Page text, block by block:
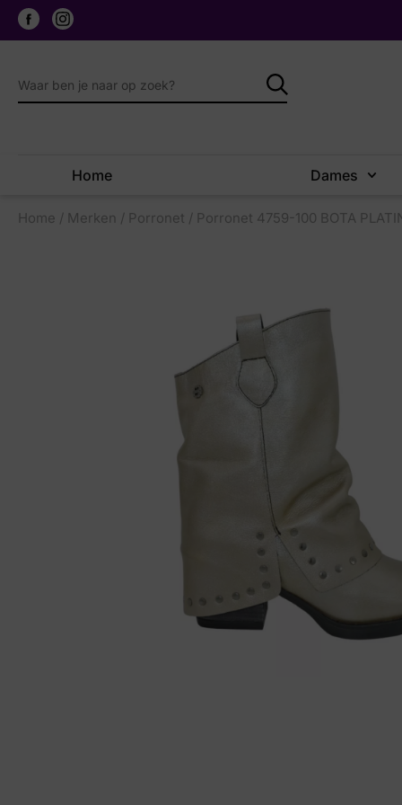
Home Dames
Home / Merken / Porronet / Porronet 4759-100 BOTA